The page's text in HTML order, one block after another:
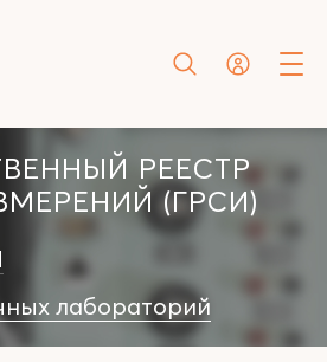
РЕЕСТР
(ГРСИ)
лабораторий